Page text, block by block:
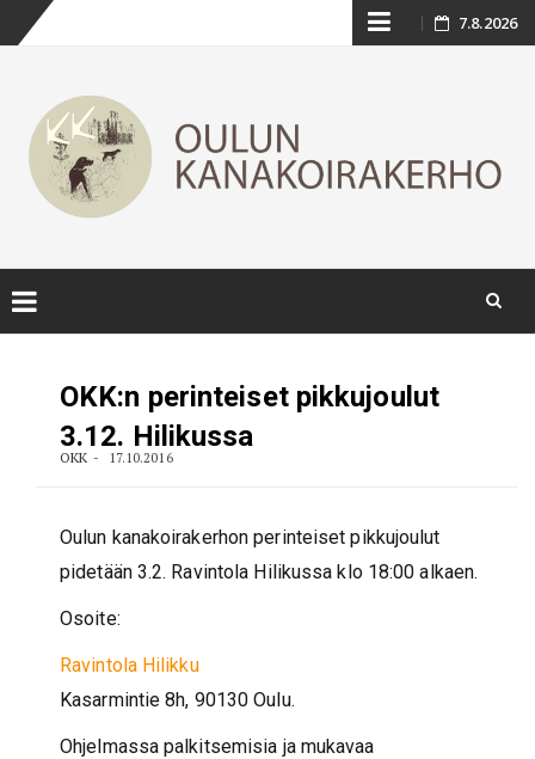
Skip 7.8.2026
OKK:n perinteiset pikkujoulut
3.12. Hilikussa
OKK 17.10.2016
Oulun kanakoirakerhon perinteiset pikkujoulut
pidetään 3.2. Ravintola Hilikussa klo 18:00 alkaen.
Osoite:
Ravintola Hilikku
Kasarmintie 8h, 90130 Oulu.
Ohjelmassa palkitsemisia ja mukavaa